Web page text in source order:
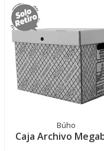
Búho
Caja Archivo